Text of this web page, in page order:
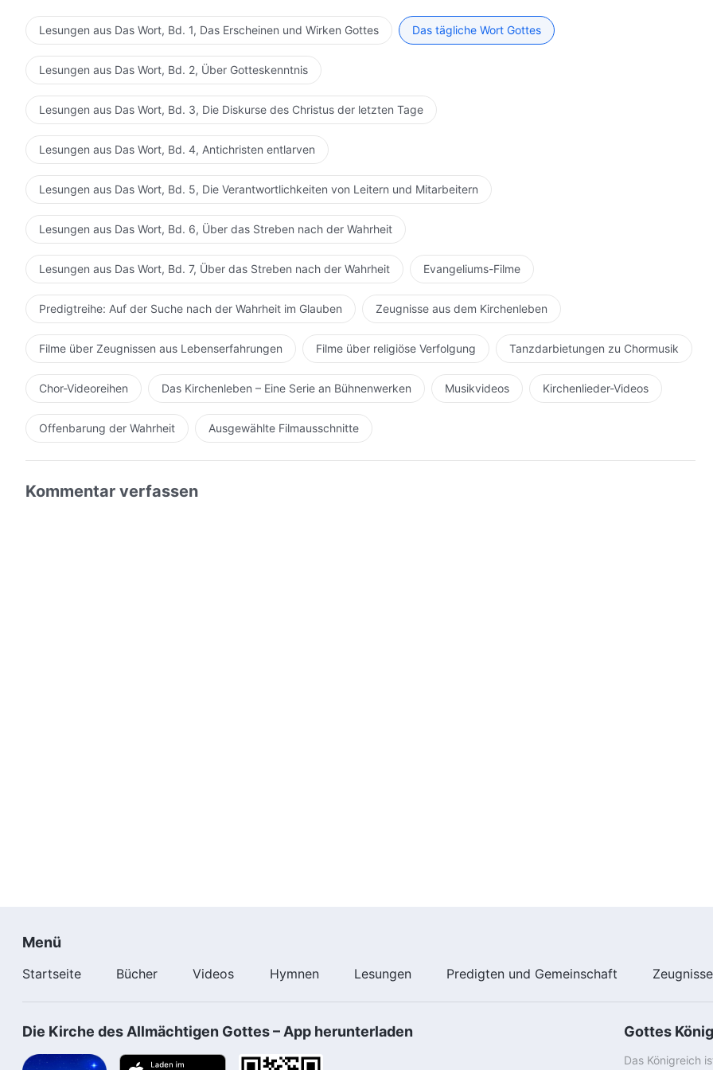
Kampf gewinnen? Wenn ihr in eurem Herzen wirklich Ehrerbietung für Mich hättet, wie könntet ihr hinter
Meinem Rücken miteinander kämpfen? Wie hoch dein Status auch ist, bist du nicht immer noch ein stinkender
kleiner Wurm im Mist? Wirst du imstande sein, dir Flügel wachsen zu lassen und eine Taube am Himmel zu
werden? Ihr stinkenden kleinen Würmer stehlt die Opfergaben von Meinem, Jehovas, Altar; könnt ihr dadurch
euren ruinierten, missratenen Ruf retten und zum auserwählten Volk Israels werden? Ihr seid schamlose
Halunken! Diese Opfergaben auf dem Altar wurden Mir von den Menschen dargebracht, als Ausdruck
huldvoller Gefühle jener, die Mich verehren. Sie dienen Meiner Kontrolle und Meiner Verwendung, wie kannst du
Mich also der kleinen Turteltauben berauben, die Menschen Mir gegeben haben? Befürchtest du nicht, zu
einem Judas zu werden? Hast du keine Angst davor, dass dein Land ein Blutacker werden könnte? Du
unverschämtes Ding! Du denkst, dass die Turteltauben, die von den Menschen geopfert wurden, allesamt dazu
da sind, deinen Bauch zu nähren, du Made? Was Ich dir gegeben habe, ist das, was Ich dir gern und bereitwillig
gebe; was Ich dir nicht gegeben habe, ist zu Meiner Verfügung. Du kannst nicht einfach Meine Opfergaben
stehlen. Der Eine, der wirkt, bin Ich. Jehova – der Herr der Schöpfung –, und Menschen bringen Meinetwegen
Opfergaben dar. Denkst du, dies sei eine Entschädigung für all dein Umhereilen? Du bist wirklich unverschämt!
Für wen eilst du umher? Ist das nicht für dich selbst? Weshalb stiehlst du Meine Opfergaben? Weshalb stiehlst
du Geld aus Meinem Geldbeutel? Bist du nicht der Sohn von Judas Iskariot? An den Opfergaben an Mich,
Jehova, sollen sich die Priester erfreuen. Bist du ein Priester? Du wagst es, selbstgefällig Meine Opfergaben zu
essen, und du deckst sogar den Tisch damit; du bist nichts wert! Du nutzloser Halunke! Mein Feuer, das Feuer
Jehovas, wird dich verbrennen!
Lesungen aus Das Wort, Bd. 1, Das Erscheinen und Wirken Gottes Das tägliche Wort Gottes
Lesungen aus Das Wort, Bd. 2, Über Gotteskenntnis
Lesungen aus Das Wort, Bd. 3, Die Diskurse des Christus der letzten Tage
Lesungen aus Das Wort, Bd. 4, Antichristen entlarven
Lesungen aus Das Wort, Bd. 5, Die Verantwortlichkeiten von Leitern und Mitarbeitern
Lesungen aus Das Wort, Bd. 6, Über das Streben nach der Wahrheit
Lesungen aus Das Wort, Bd. 7, Über das Streben nach der Wahrheit Evangeliums-Filme
Predigtreihe: Auf der Suche nach der Wahrheit im Glauben Zeugnisse aus dem Kirchenleben
Filme über Zeugnissen aus Lebenserfahrungen Filme über religiöse Verfolgung Tanzdarbietungen zu Chormusik
Chor-Videoreihen Das Kirchenleben – Eine Serie an Bühnenwerken Musikvideos Kirchenlieder-Videos
Offenbarung der Wahrheit Ausgewählte Filmausschnitte
Kommentar verfassen
Menü
Startseite Bücher Videos Hymnen Lesungen Predigten und Gemeinschaft Zeugnisse
Die Kirche des Allmächtigen Gottes – App herunterladen Gottes
Das Königreich